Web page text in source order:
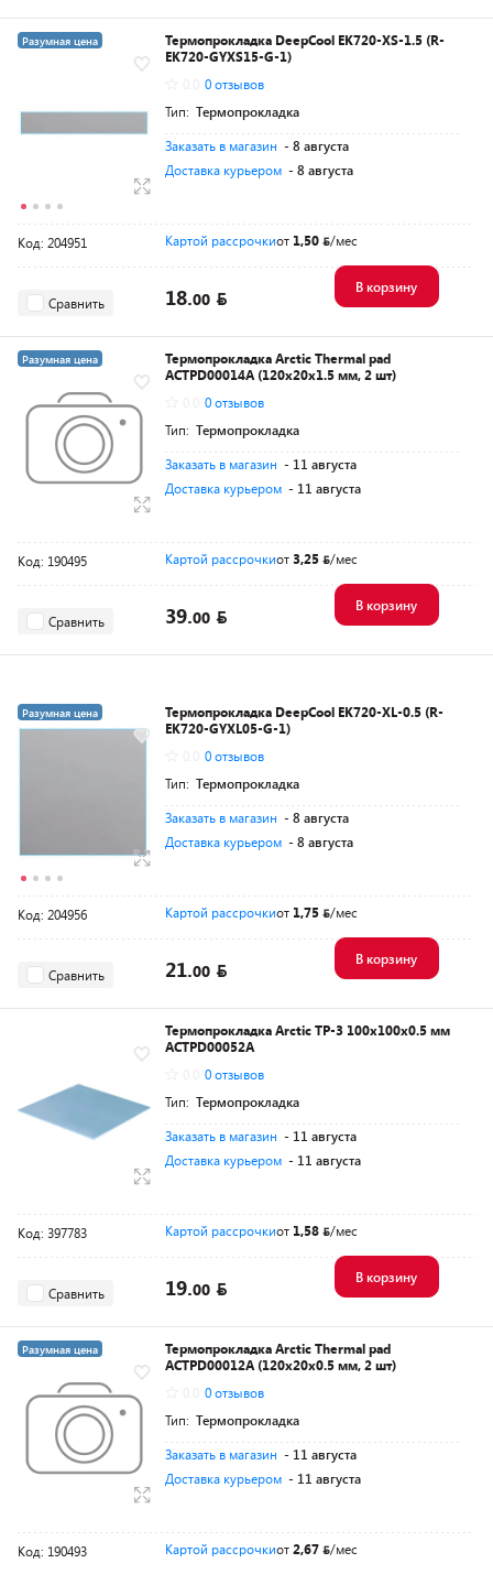
Разумная цена
Термопрокладка DeepCool EK720-XS-1.5 (R-
EK720-GYXS15-G-1)
0 отзывов
Тип: Термопрокладка
Заказать в магазин - 8 августа
Доставка курьером - 8 августа
Код: 204951 Картой рассрочкиот 1,50 /мес
Сравнить 18.00
В корзину
Разумная цена
Термопрокладка Arctic Thermal pad
ACTPD00014A (120x20x1.5 мм, 2 шт)
0 отзывов
Тип: Термопрокладка
Заказать в магазин - 11 августа
Доставка курьером - 11 августа
Код: 190495 Картой рассрочкиот3,25 /мес
Сравнить 39.00
В корзину
Разумная цена
Термопрокладка DeepCool EK720-XL-0.5 (R-
EK720-GYXL05-G-1)
0 отзывов
Тип: Термопрокладка
Заказать в магазин - 8 августа
Доставка курьером - 8 августа
Код: 204956 Картой рассрочкиот 1,75 /мес
Сравнить 21.00
В корзину
Термопрокладка Arctic TP-3 100x100x0.5 мм
ACTPD00052A
0 отзывов
Тип: Термопрокладка
Заказать в магазин - 11 августа
Доставка курьером - 11 августа
Код: 397783 Картой рассрочкиот 1,58 /мес
Сравнить 19.00
В корзину
Разумная цена
Термопрокладка Arctic Thermal pad
ACTPD00012A (120x20x0.5 мм, 2 шт)
0 отзывов
Тип: Термопрокладка
Заказать в магазин - 11 августа
Доставка курьером - 11 августа
Код: 190493 Картой рассрочкиот2,67 /мес